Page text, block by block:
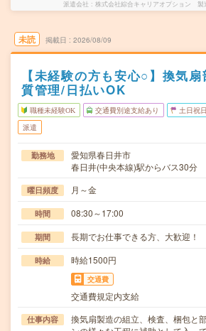
派遣会社 株式会社綜合キャリアオプション 製
未読 掲載日 2026/08/09
【未経験の方も安心○】換気
質管理/日払いOK
職種未経験OK 交通費別途支給あり 土日祝
派遣
勤務地
愛知県春日井市
春日井(中央本線)駅からバス30分
曜日頻度 月～金
時間 08:30～17:00
期間 長期でお仕事できる方、大歓迎！
時給 時給1500円
交通費
交通費規定内支給
仕事内容
換気扇製造の組立、検査、梱包と